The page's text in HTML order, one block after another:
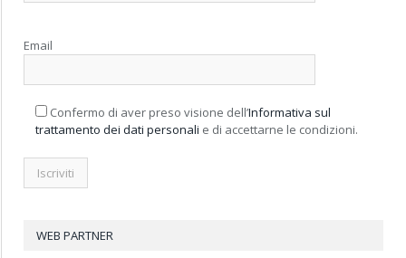
Email
Confermo di aver preso visione dell’Informativa sul
trattamento dei dati personali e di accettarne le condizioni.
WEB PARTNER